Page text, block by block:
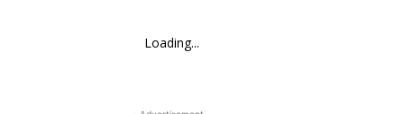
Loading...